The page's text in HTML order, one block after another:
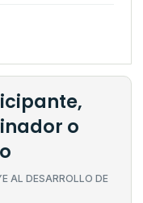
o
AL DESARROLLO DE